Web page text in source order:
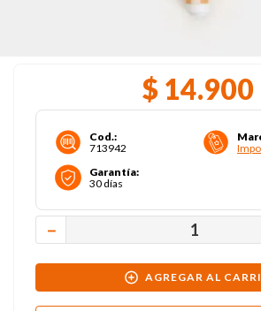
$ 14.900
Cod.:
713942
Garantía:
30 días
－
AGREGAR AL